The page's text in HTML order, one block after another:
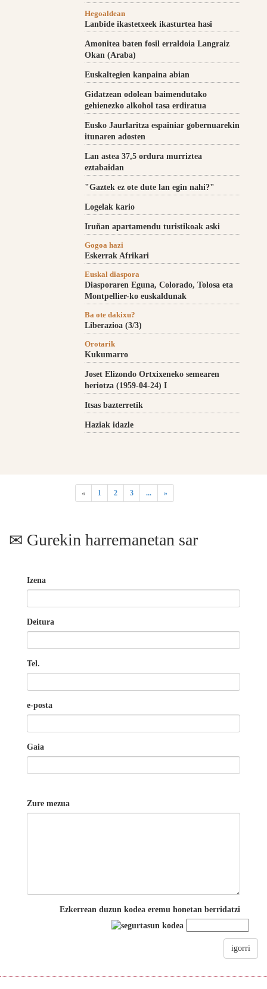
Hegoaldean
Lanbide ikastetxeek ikasturtea hasi
Amonitea baten fosil erraldoia Langraiz
Okan (Araba)
Euskaltegien kanpaina abian
Gidatzean odolean baimendutako
gehienezko alkohol tasa erdiratua
Eusko Jaurlaritza espainiar gobernuarekin
itunaren adosten
Lan astea 37,5 ordura murriztea
eztabaidan
"Gaztek ez ote dute lan egin nahi?"
Logelak kario
Iruñan apartamendu turistikoak aski
Gogoa hazi
Eskerrak Afrikari
Euskal diaspora
Diasporaren Eguna, Colorado, Tolosa eta
Montpellier-ko euskaldunak
Ba ote dakixu?
Liberazioa (3/3)
Orotarik
Kukumarro
Joset Elizondo Ortxixeneko semearen
heriotza (1959-04-24) I
Itsas bazterretik
Haziak idazle
« 1 2 3 ... »
Gurekin harremanetan sar
Izena
Deitura
Tel.
e-posta
Gaia
Zure mezua
Ezkerrean duzun kodea eremu honetan berridatzi
igorri